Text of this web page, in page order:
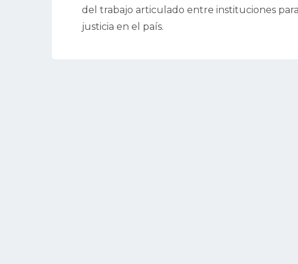
del trabajo articulado entre instituciones
justicia en el país.